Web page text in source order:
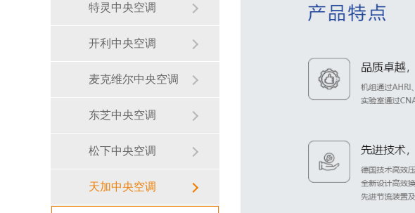
特灵中央空调
开利中央空调
麦克维尔中央空调
东芝中央空调
松下中央空调
天加中央空调